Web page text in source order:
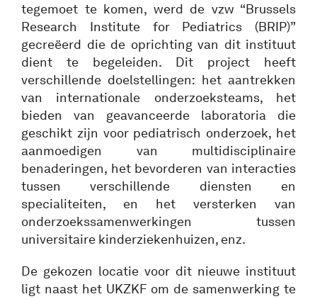
tegemoet te komen, werd de vzw “Brussels
Research Institute for Pediatrics (BRIP)”
gecreëerd die de oprichting van dit instituut
dient te begeleiden. Dit project heeft
verschillende doelstellingen: het aantrekken
van internationale onderzoeksteams, het
bieden van geavanceerde laboratoria die
geschikt zijn voor pediatrisch onderzoek, het
aanmoedigen van multidisciplinaire
benaderingen, het bevorderen van interacties
tussen verschillende diensten en
specialiteiten, en het versterken van
onderzoekssamenwerkingen tussen
universitaire kinderziekenhuizen, enz.
De gekozen locatie voor dit nieuwe instituut
ligt naast het UKZKF om de samenwerking te